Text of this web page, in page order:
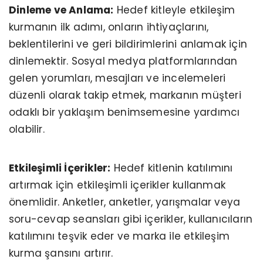
Dinleme ve Anlama: Hedef kitleyle etkileşim
kurmanın ilk adımı, onların ihtiyaçlarını,
beklentilerini ve geri bildirimlerini anlamak için
dinlemektir. Sosyal medya platformlarından
gelen yorumları, mesajları ve incelemeleri
düzenli olarak takip etmek, markanın müşteri
odaklı bir yaklaşım benimsemesine yardımcı
olabilir.
Etkileşimli İçerikler: Hedef kitlenin katılımını
artırmak için etkileşimli içerikler kullanmak
önemlidir. Anketler, anketler, yarışmalar veya
soru-cevap seansları gibi içerikler, kullanıcıların
katılımını teşvik eder ve marka ile etkileşim
kurma şansını artırır.